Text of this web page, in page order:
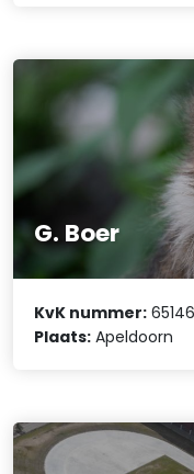
G. Boer
KvK nummer:
Plaats: Apeldoorn